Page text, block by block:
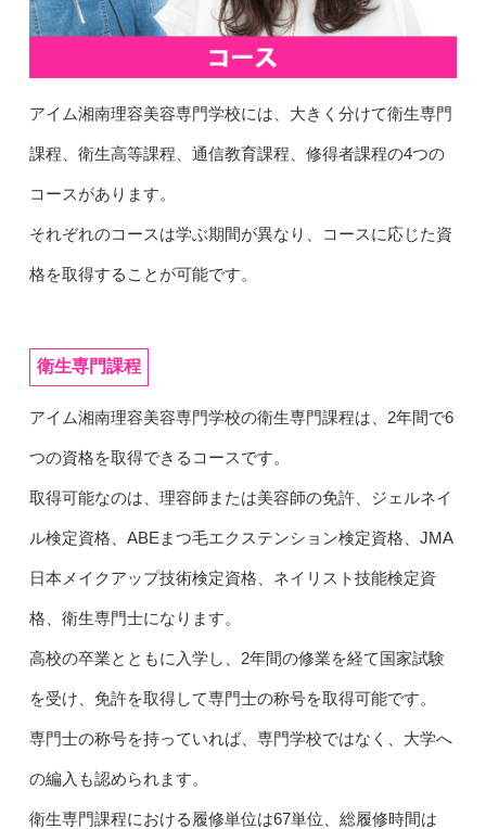
アイム湘南理容美容専門学校には、大きく分けて衛生専門
課程、衛生高等課程、通信教育課程、修得者課程の4つの
コースがあります。
それぞれのコースは学ぶ期間が異なり、コースに応じた資
格を取得することが可能です。
衛生専門課程
アイム湘南理容美容専門学校の衛生専門課程は、2年間で6
つの資格を取得できるコースです。
取得可能なのは、理容師または美容師の免許、ジェルネイ
ル検定資格、ABEまつ毛エクステンション検定資格、JMA
日本メイクアップ技術検定資格、ネイリスト技能検定資
格、衛生専門士になります。
高校の卒業とともに入学し、2年間の修業を経て国家試験
を受け、免許を取得して専門士の称号を取得可能です。
専門士の称号を持っていれば、専門学校ではなく、大学へ
の編入も認められます。
衛生専門課程における履修単位は67単位、総履修時間は